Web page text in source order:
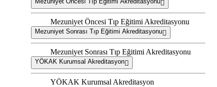
Mezuniyet Öncesi Tıp Eğitimi Akreditasyonu
Mezuniyet Sonrası Tıp Eğitimi Akreditasyonu
Mezuniyet Sonrası Tıp Eğitimi Akreditasyonu
YÖKAK Kurumsal Akreditasyon
YÖKAK Kurumsal Akreditasyon